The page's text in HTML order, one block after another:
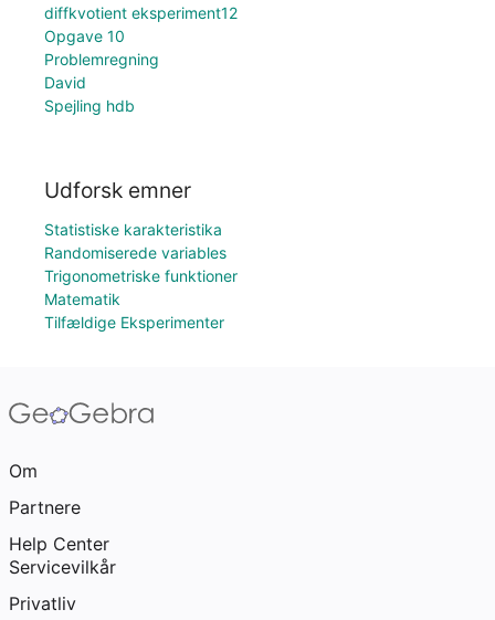
diffkvotient eksperiment12
Opgave 10
Problemregning
David
Spejling hdb
Udforsk emner
Statistiske karakteristika
Randomiserede variables
Trigonometriske funktioner
Matematik
Tilfældige Eksperimenter
Om
Partnere
Help Center
Servicevilkår
Privatliv